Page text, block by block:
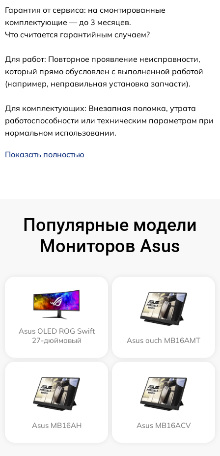
Гарантия от сервиса: на смонтированные
комплектующие — до 3 месяцев.
Что считается гарантийным случаем?
Для работ: Повторное проявление неисправности,
который прямо обусловлен с выполненной работой
(например, неправильная установка запчасти).
Для комплектующих: Внезапная поломка, утрата
работоспособности или техническим параметрам при
нормальном использовании.
Показать полностью
Популярные модели
Мониторов Asus
Asus OLED ROG Swift
27-дюймовый
Asus ouch MB16AMT
Asus MB16AH Asus MB16ACV